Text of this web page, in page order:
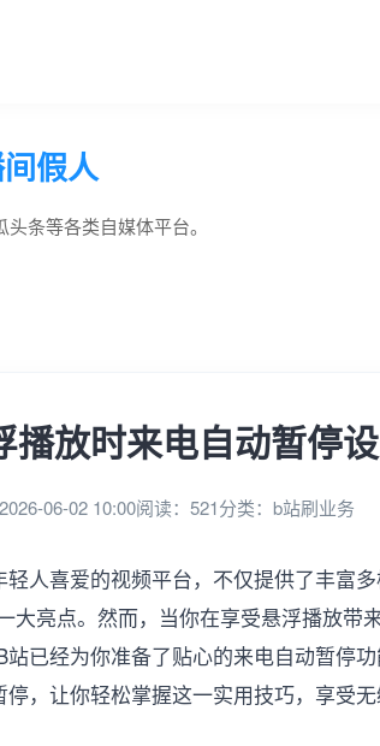
假人
条等各类自媒体平台。
播放时来电自动暂停
06-02 10:00阅读：521分类： b站刷业务
人喜爱的视频平台，不仅提供了丰富
大亮点。然而，当你在享受悬浮播放带
已经为你准备了贴心的来电自动暂停
，让你轻松掌握这一实用技巧，享受无